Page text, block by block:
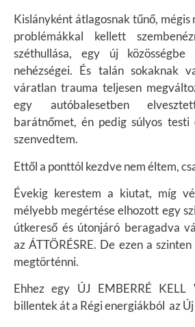
Kislányként átlagosnak tűnő, mégis
problémákkal kellett
széthullása, egy új közösségbe
nehézségei. És talán sokaknak
váratlan trauma teljesen
egy autóbalesetben
barátnőmet, én pedig súlyos testi
szenvedtem.
Ettől a ponttól kezdve nem éltem,
Évekig kerestem a kiutat, míg
mélyebb megértése elhozott egy
útkereső és útonjáró beragadva
az ÁTTÖRÉSRE. De ezen a
megtörténni.
Ehhez egy ÚJ EMBERRÉ KELL
billentek át a Régi energiákból az